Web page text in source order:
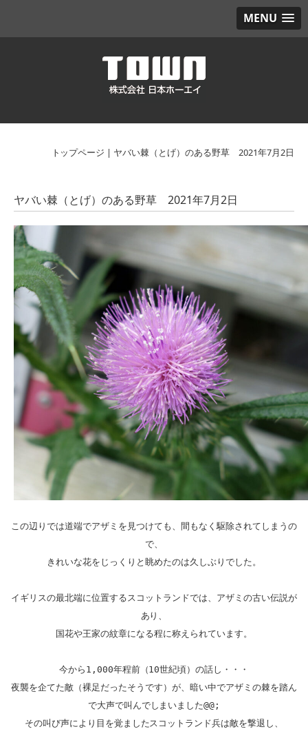
MENU
トップページ | ヤバい棘（とげ）のある野草 2021年7月2日
ヤバい棘（とげ）のある野草 2021年7月2日
この辺りでは道端でアザミを見つけても、間もなく駆除されてしまうの
で、
きれいな花をじっくりと眺めたのは久しぶりでした。
イギリスの最北端に位置するスコットランドでは、アザミの古い伝説が
あり、
国花や王家の紋章になる程に称えられています。
今から1,000年程前（10世紀頃）の話し・・・
夜襲を企てた敵（裸足だったそうです）が、暗い中でアザミの棘を踏ん
で大声で叫んでしまいました@@;
その叫び声により目を覚ましたスコットランド兵は敵を撃退し、